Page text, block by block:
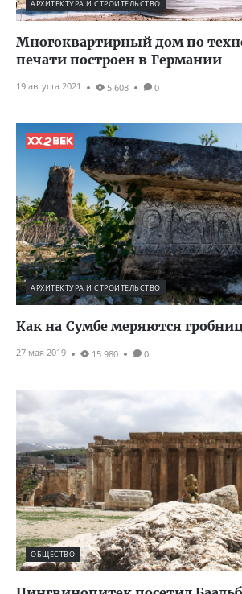
АРХИТЕКТУРА И СТРОИТЕЛЬСТВО
Многоквартирный дом по
печати построен в Германии
19 августа 2021 5 608 0
АРХИТЕКТУРА И СТРОИТЕЛЬСТВО
Как на Сумбе меряются
27 мая 2019 15 980 0
ОБЩЕСТВО